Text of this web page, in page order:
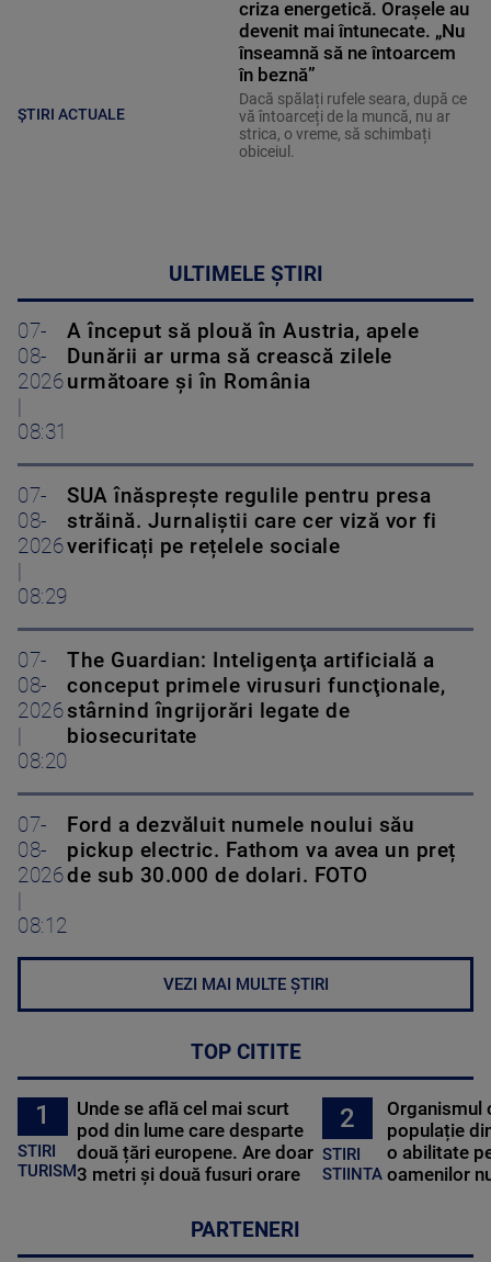
ȘTIRI ACTUALE
criza energetică. Orașele au
devenit mai întunecate. „Nu
înseamnă să ne întoarcem
în beznă”
Dacă spălați rufele seara, după ce
vă întoarceți de la muncă, nu ar
strica, o vreme, să schimbați
obiceiul.
ULTIMELE ȘTIRI
07-
08-
2026
08:31
A început să plouă în Austria, apele
Dunării ar urma să crească zilele
următoare și în România
07-
08-
2026
08:29
SUA înăsprește regulile pentru presa
străină. Jurnaliștii care cer viză vor fi
verificați pe rețelele sociale
07-
08-
2026
08:20
The Guardian: Inteligenţa artificială a
conceput primele virusuri funcţionale,
stârnind îngrijorări legate de
biosecuritate
07-
08-
2026
08:12
Ford a dezvăluit numele noului său
pickup electric. Fathom va avea un preț
de sub 30.000 de dolari. FOTO
VEZI MAI MULTE ȘTIRI
TOP CITITE
1
STIRI
TURISM
Unde se află cel mai scurt
pod din lume care desparte
două țări europene. Are doar
3 metri și două fusuri orare
2
STIRI
STIINTA
Organismul
populație
o abilitate
oamenilor
PARTENERI